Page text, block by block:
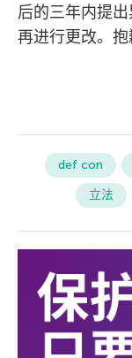
后的三年内提
再进行更改。抱
def con
立法